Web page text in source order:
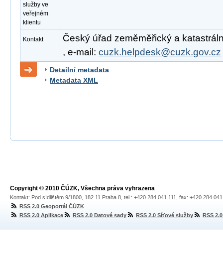
služby ve
veřejném
klientu
Kontakt
Český úřad zeměměřický a
, e-mail: cuzk.helpdesk@cuzk.gov.cz
Detailní metadata
Metadata XML
Copyright © 2010 ČÚZK, Všechna práva vyhrazena
Kontakt: Pod sídlištěm 9/1800, 182 11 Praha 8, tel.: +420 284 041 111, fax: +420 284
RSS 2.0 Geoportál ČÚZK
RSS 2.0 Aplikace
RSS 2.0 Datové sady RSS 2.0 Síťové služby RSS